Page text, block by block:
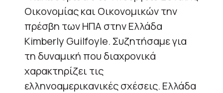
Οικονομίας και Οικονομικών την
πρέσβη των ΗΠΑ στην Ελλάδα
Kimberly Guilfoyle. Συζητήσαμε για
τη δυναμική που διαχρονικά
χαρακτηρίζει τις
ελληνοαμερικανικές σχέσεις. Ελλάδα